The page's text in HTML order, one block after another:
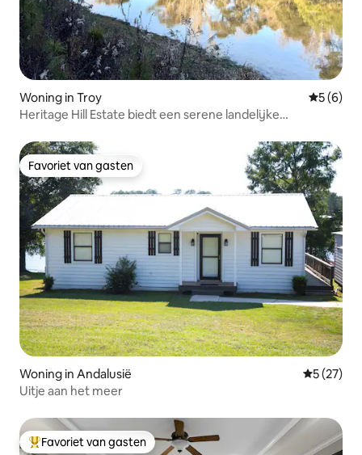
Woning in Troy
5 (6)
Heritage Hill Estate biedt een serene landelijke
Favoriet van gasten
Favoriet van gasten
Woning in Andalusië
5 (27)
Uitje aan het meer
Topfavoriet van gasten
Favoriet van gasten